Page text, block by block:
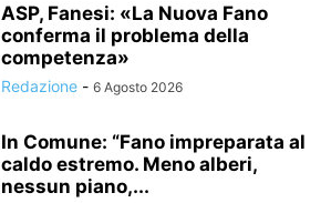
ASP, Fanesi: «La Nuova Fano
conferma il problema della
competenza»
Redazione - 6 Agosto 2026
In Comune: “Fano impreparata al
caldo estremo. Meno alberi,
nessun piano,...